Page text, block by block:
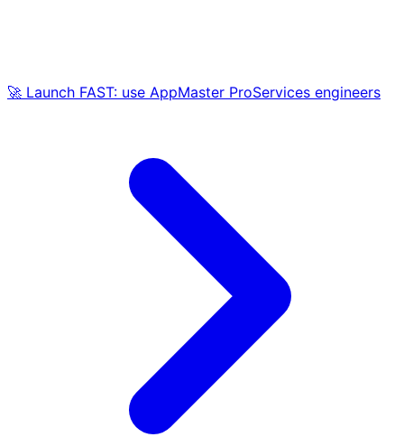
🚀 Launch FAST: use AppMaster ProServices engineers